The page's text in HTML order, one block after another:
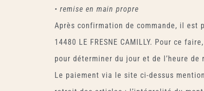
• remise en main propre
Après confirmation de commande, il est
14480 LE FRESNE CAMILLY. Pour ce
pour déterminer du jour et de l’heure de
Le paiement via le site ci-dessus